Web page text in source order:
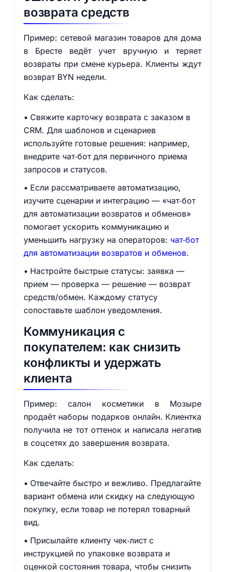
возврата средств
Пример: сетевой магазин товаров для дома
в Бресте ведёт учет вручную и теряет
возвраты при смене курьера. Клиенты ждут
возврат BYN недели.
Как сделать:
Свяжите карточку возврата с заказом в
CRM. Для шаблонов и сценариев
используйте готовые решения: например,
внедрите чат‑бот для первичного приема
запросов и статусов.
Если рассматриваете автоматизацию,
изучите сценарии и интеграцию — «чат‑бот
для автоматизации возвратов и обменов»
помогает ускорить коммуникацию и
уменьшить нагрузку на операторов: чат‑бот
для автоматизации возвратов и обменов.
Настройте быстрые статусы: заявка —
прием — проверка — решение — возврат
средств/обмен. Каждому статусу
сопоставьте шаблон уведомления.
Коммуникация с
покупателем: как снизить
конфликты и удержать
клиента
Пример: салон косметики в Мозыре
продаёт наборы подарков онлайн. Клиентка
получила не тот оттенок и написала негатив
в соцсетях до завершения возврата.
Как сделать:
Отвечайте быстро и вежливо. Предлагайте
вариант обмена или скидку на следующую
покупку, если товар не потерял товарный
вид.
Присылайте клиенту чек‑лист с
инструкцией по упаковке возврата и
оценкой состояния товара, чтобы снизить